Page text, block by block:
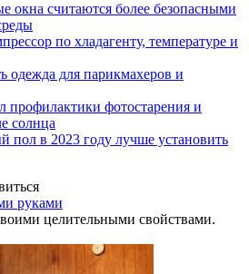
окна считаются более безопасными
по хладагенту, температуре и
одежда для парикмахеров и
профилактики фотостарения и
солнца
пол в 2023 году лучше установить
руками
целительными свойствами.